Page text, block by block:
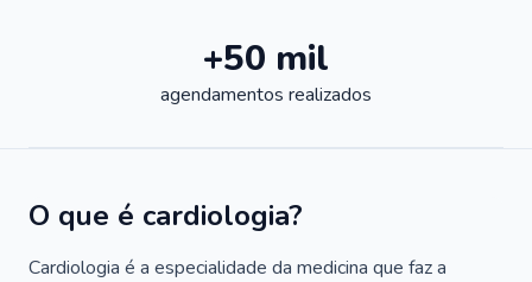
+50 mil
agendamentos realizados
O que é cardiologia?
Cardiologia é a especialidade da medicina que faz a